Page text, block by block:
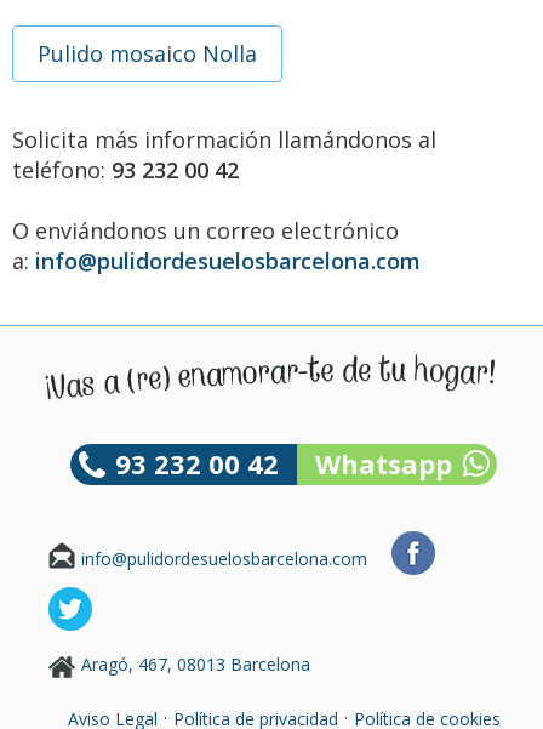
Pulido mosaico Nolla
Solicita más información llamándonos al
teléfono: 93 232 00 42
O enviándonos un correo electrónico
a: info@pulidordesuelosbarcelona.com
93 232 00 42 Whatsapp
info@pulidordesuelosbarcelona.com
Aragó, 467, 08013 Barcelona
Aviso Legal · Política de privacidad · Política de cookies